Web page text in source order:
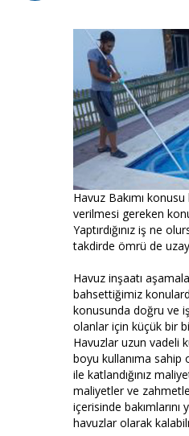
Havuz Bakımı
verilmesi gereken
Yaptırdığınız iş ne
takdirde ömrü de
Havuz inşaatı
bahsettiğimiz
konusunda doğru ve
olanlar için küçük bir
Havuzlar uzun vadeli
boyu kullanıma sahip
ile katlandığınız
maliyetler ve
içerisinde bakımlarını
havuzlar olarak